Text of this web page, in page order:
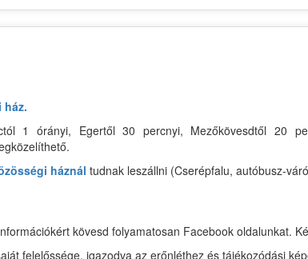
ház.
1 órányi, Egertől 30 percnyi, Mezőkövesdtől 20
háznál tudnak leszállni (Cserépfalu, autóbusz-
kövesd folyamatosan Facebook oldalunkat.
felelőssége, igazodva az erőnléthez és tájékozódási